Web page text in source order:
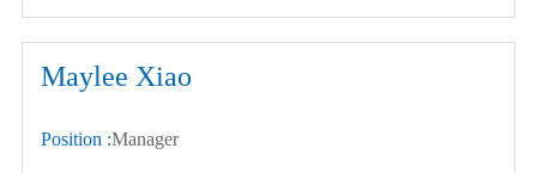
Maylee Xiao
Position :Manager